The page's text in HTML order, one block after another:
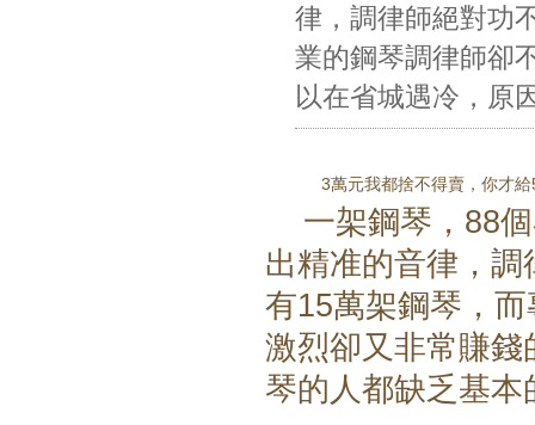
律，調律師絕對功
業的鋼琴調律師卻
以在省城遇冷，原
3萬元我都捨不得賣，你才
一架鋼琴，88個
出精准的音律，
有15萬架鋼琴，
激烈卻又非常賺
琴的人都缺乏基本